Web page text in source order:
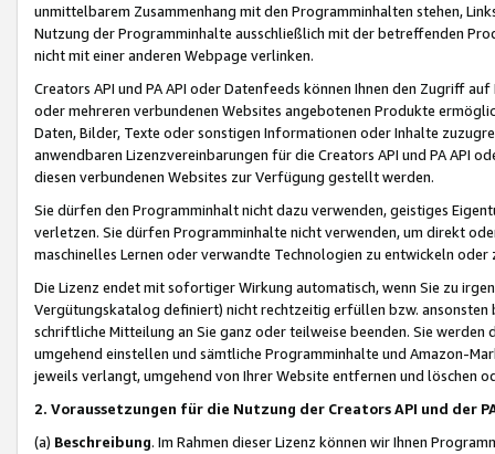
unmittelbarem Zusammenhang mit den Programminhalten stehen,
Nutzung der Programminhalte ausschließlich mit der betreffenden
nicht mit einer anderen Webpage verlinken.
Creators API und PA API oder Datenfeeds können Ihnen den Zugriff
oder mehreren verbundenen Websites angebotenen Produkte
Daten, Bilder, Texte oder sonstigen Informationen oder Inhalte
anwendbaren Lizenzvereinbarungen für die Creators API und PA API
diesen verbundenen Websites zur Verfügung gestellt werden.
Sie dürfen den Programminhalt nicht dazu verwenden, geistiges
verletzen. Sie dürfen Programminhalte nicht verwenden, um direkt
maschinelles Lernen oder verwandte Technologien zu entwickeln
Die Lizenz endet mit sofortiger Wirkung automatisch, wenn Sie zu
Vergütungskatalog definiert) nicht rechtzeitig erfüllen bzw. ansonsten
schriftliche Mitteilung an Sie ganz oder teilweise beenden. Sie werden
umgehend einstellen und sämtliche Programminhalte und Amazon-
jeweils verlangt, umgehend von Ihrer Website entfernen und löschen
2. Voraussetzungen für die Nutzung der Creators API und der
(a) Beschreibung. Im Rahmen dieser Lizenz können wir Ihnen